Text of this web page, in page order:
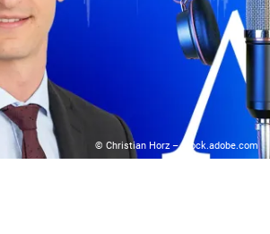
© Christian Horz – stock.adobe.com